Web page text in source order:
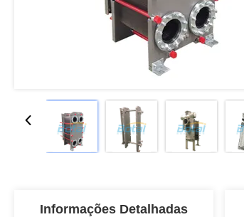
Informações Detalhadas